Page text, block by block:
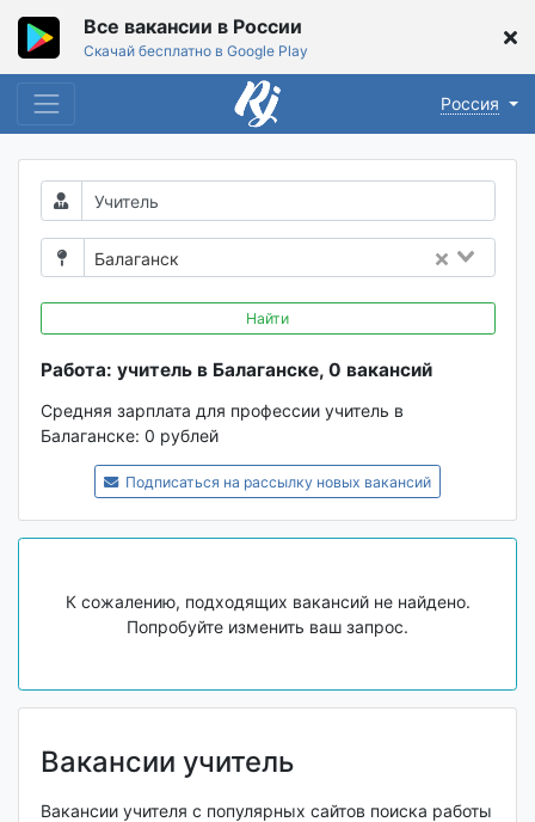
Все вакансии в России
Скачай бесплатно в Google Play
Россия
Балаганск
Найти
Работа: учитель в Балаганске, 0 вакансий
Средняя зарплата для профессии учитель в
Балаганске: 0 рублей
Подписаться на рассылку новых вакансий
К сожалению, подходящих вакансий не найдено.
Попробуйте изменить ваш запрос.
Вакансии учитель
Вакансии учителя с популярных сайтов поиска работы